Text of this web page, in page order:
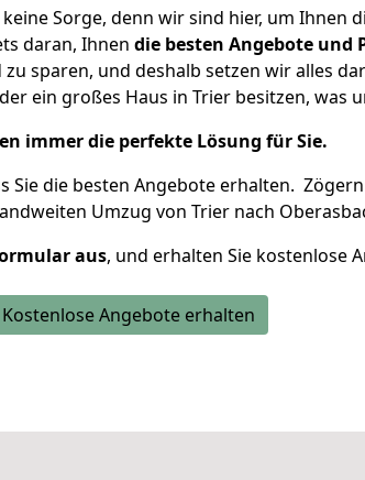
Sorge, denn wir sind hier, um Ihnen
daran, Ihnen die besten Angebote und
sparen, und deshalb setzen wir alles
ein großes Haus in Trier besitzen, was
immer die perfekte Lösung für Sie.
Sie die besten Angebote erhalten.
Umzug von Trier nach
aus, und erhalten Sie kostenlose
Kostenlose Angebote erhalten